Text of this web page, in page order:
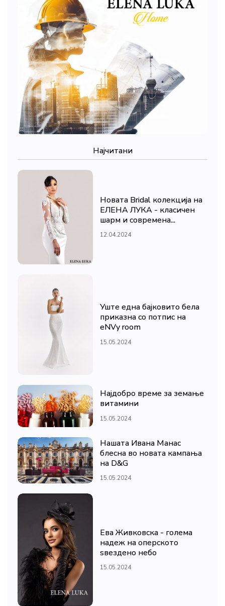
Најчитани
Новата Bridal колекција на
ЕЛЕНА ЛУКА - класичен
шарм и современа...
12.04.2024
Уште една бајковито бела
приказна со потпис на
eNVy room
15.05.2024
Најдобро време за земање
витамини
15.05.2024
Нашата Ивана Манас
блесна во новата кампања
на D&G
15.05.2024
Ева Живковска - голема
надеж на оперското
ѕвездено небо
15.05.2024